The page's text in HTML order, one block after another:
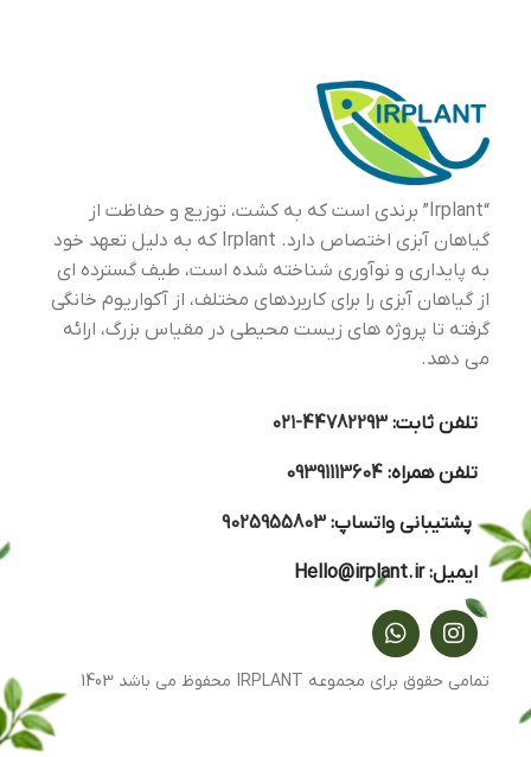
“Irplant” برندی است که به کشت، توزیع و حفاظت از
گیاهان آبزی اختصاص دارد. Irplant که به دلیل تعهد خود
به پایداری و نوآوری شناخته شده است، طیف گسترده ای
از گیاهان آبزی را برای کاربردهای مختلف، از آکواریوم خانگی
گرفته تا پروژه های زیست محیطی در مقیاس بزرگ، ارائه
می دهد.
تلفن ثابت:44782293-۰۲۱
تلفن همراه:09391113604
پشتیبانی واتساپ:9025955803
ایمیل:Hello@irplant.ir
تمامی حقوق برای مجموعه IRPLANT محفوظ می باشد 1403